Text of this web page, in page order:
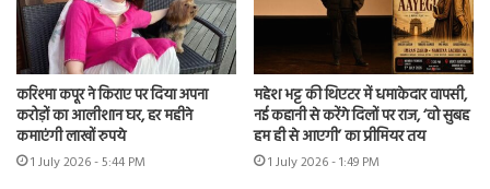
करिश्मा कपूर ने किराए पर दिया अपना
करोड़ों का आलीशान घर, हर महीने
कमाएंगी लाखों रुपये
1 July 2026 - 5:44 PM
महेश भट्ट की थिएटर में धमाकेदार वापसी,
नई कहानी से करेंगे दिलों पर राज, ‘वो सुबह
हम ही से आएगी’ का प्रीमियर तय
1 July 2026 - 1:49 PM